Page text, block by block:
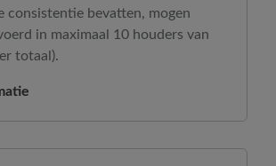
consistentie bevatten, mogen
in maximaal 10 houders van
totaal).